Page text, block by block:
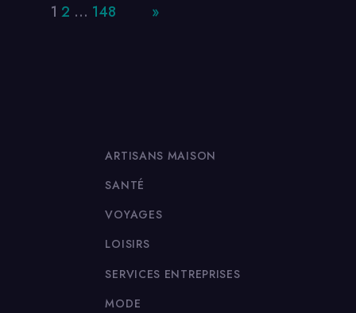
1 2 … 148 »
ARTISANS MAISON
SANTÉ
VOYAGES
LOISIRS
SERVICES ENTREPRISES
MODE